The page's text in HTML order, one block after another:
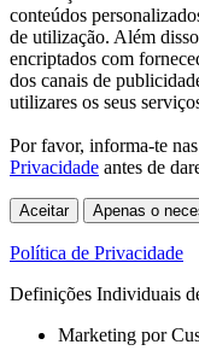
conteúdos
de utilização. Além
encriptados com
dos canais de
utilizares os seus
Por favor, informa-te
Privacidade antes de
Aceitar Apenas o
Política de Privacidade
Definições Individuais
Marketing por